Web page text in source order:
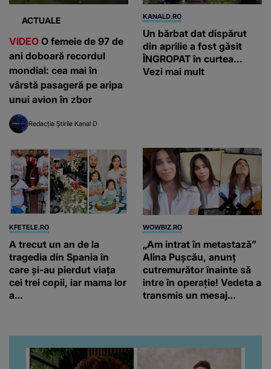
ACTUALE
VIDEO O femeie de 97 de
ani doboară recordul
mondial: cea mai în
vârstă pasageră pe aripa
unui avion în zbor
Redacția Știrile Kanal D
KANALD.RO
Un bărbat dat dispărut
din aprilie a fost găsit
ÎNGROPAT în curtea...
Vezi mai mult
KFETELE.RO
A trecut un an de la
tragedia din Spania în
care și-au pierdut viața
cei trei copii, iar mama lor
a…
WOWBIZ.RO
„Am intrat în metastază”
Alina Pușcău, anunț
cutremurător înainte să
intre în operație! Vedeta a
transmis un mesaj